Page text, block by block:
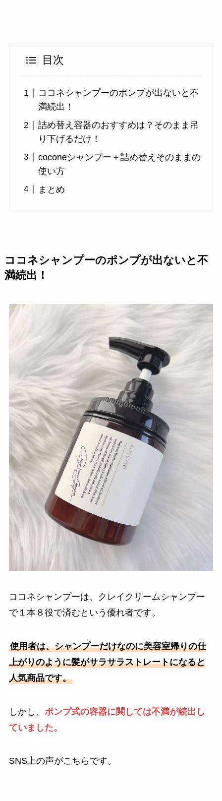
目次
ココネシャンプーのポンプが出ないと不
満続出！
詰め替え容器のおすすめは？そのまま吊
り下げるだけ！
coconeシャンプー＋詰め替えそのままの
使い方
まとめ
ココネシャンプーのポンプが出ないと不
満続出！
ココネシャンプーは、クレイクリームシャンプー
で１本８役で済むという優れ者です。
使用者は、シャンプーだけなのに美容室帰りの仕
上がりのように髪がサラサラストレートになると
人気商品です。
しかし、 ポンプ式の容器に関しては不満が続出し
ていました。
SNS上の声がこちらです。